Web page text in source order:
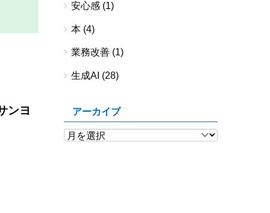
ンヨ
安心感(1)
本(4)
業務改善(1)
生成AI (28)
アーカイブ